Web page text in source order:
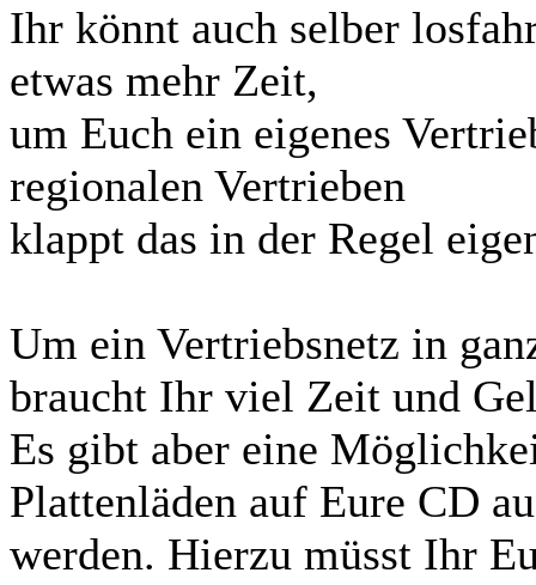
Ihr könnt auch selber
etwas mehr Zeit,
um Euch ein eigenes
regionalen Vertrieben
klappt das in der Regel
Um ein Vertriebsnetz in
braucht Ihr viel Zeit und
Es gibt aber eine
Plattenläden auf Eure CD
werden. Hierzu müsst Ihr